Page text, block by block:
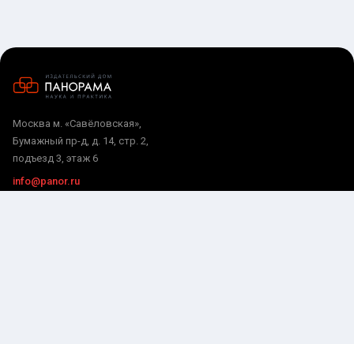
Москва м. «Савёловская»,
Бумажный пр-д, д. 14, стр. 2,
подъезд 3, этаж 6
info@panor.ru